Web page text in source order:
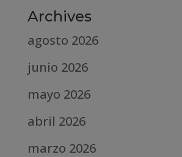
Archives
agosto 2026
junio 2026
mayo 2026
abril 2026
marzo 2026